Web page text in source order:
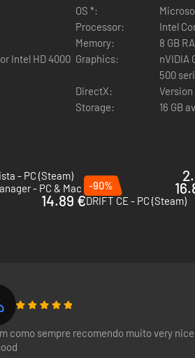
no campeonato. As decisões
teu carro até às táticas usadas durante
própria equipa de desportos
Intel HD 4000
OS *:
Processor:
Intel
Memory:
8 GB
Graphics:
nVIDIA
500
DirectX:
Version
Storage:
16 GB
- PC (Steam)
- PC & Mac (Steam)
14.89 €
-90%
DRIFT CE - PC (Steam)
como sempre recomendo muito very nice